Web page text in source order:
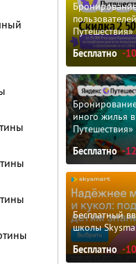
Путешествия»
Бесплатно -
иного жилья
Путешествия»
Бесплатно -
Бесплатный
школы
Бесплатно -